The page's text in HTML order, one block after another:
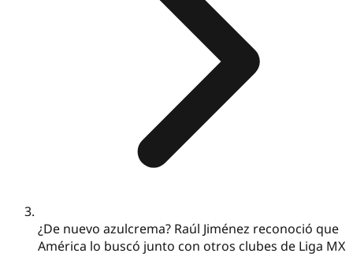
¿De nuevo azulcrema? Raúl Jiménez reconoció que
América lo buscó junto con otros clubes de Liga MX